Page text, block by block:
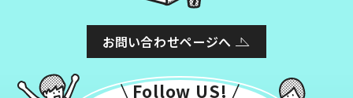
お問い合わせページへ
Follow US!